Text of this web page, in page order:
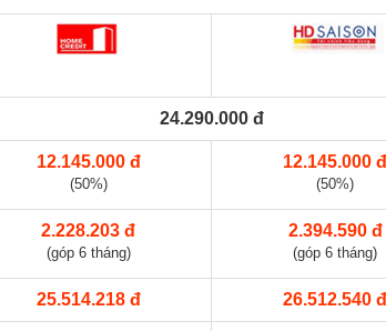
24.290.000 đ
12.145.000 đ
(50%)
12.145.000 đ
(50%)
2.228.203 đ
(góp 6 tháng)
2.394.590 đ
(góp 6 tháng)
25.514.218 đ 26.512.540 đ